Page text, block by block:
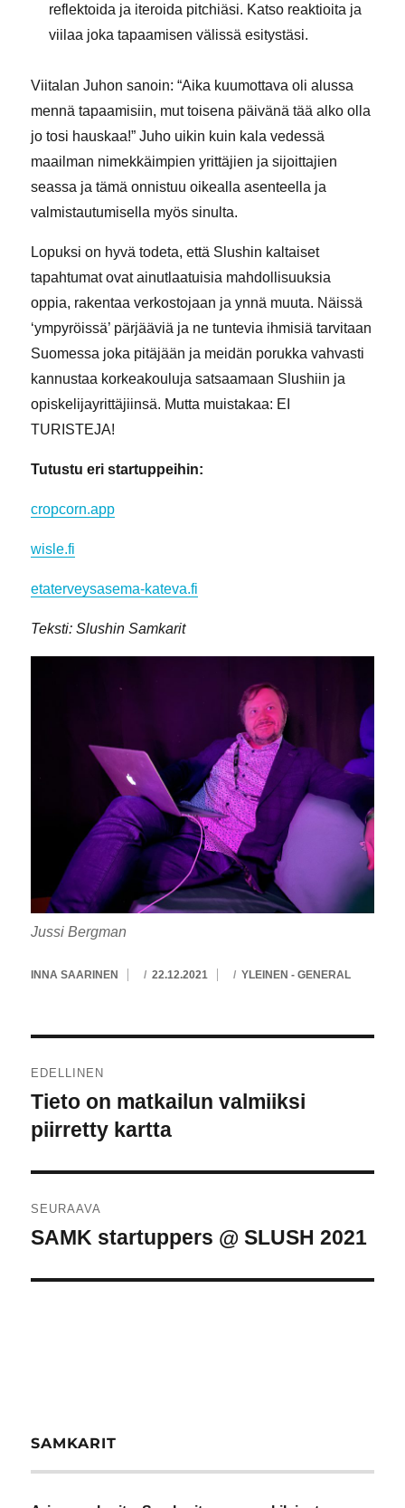
reflektoida ja iteroida pitchiäsi. Katso reaktioita ja
viilaa joka tapaamisen välissä esitystäsi.
Viitalan Juhon sanoin: “Aika kuumottava oli alussa
mennä tapaamisiin, mut toisena päivänä tää alko olla
jo tosi hauskaa!” Juho uikin kuin kala vedessä
maailman nimekkäimpien yrittäjien ja sijoittajien
seassa ja tämä onnistuu oikealla asenteella ja
valmistautumisella myös sinulta.
Lopuksi on hyvä todeta, että Slushin kaltaiset
tapahtumat ovat ainutlaatuisia mahdollisuuksia
oppia, rakentaa verkostojaan ja ynnä muuta. Näissä
‘ympyröissä’ pärjääviä ja ne tuntevia ihmisiä tarvitaan
Suomessa joka pitäjään ja meidän porukka vahvasti
kannustaa korkeakouluja satsaamaan Slushiin ja
opiskelijayrittäjiinsä. Mutta muistakaa: EI
TURISTEJA!
Tutustu eri startuppeihin:
cropcorn.app
wisle.fi
etaterveysasema-kateva.fi
Teksti: Slushin Samkarit
Jussi Bergman
KIRJOITTAJA
INNA SAARINEN JULKAISTU
22.12.2021 KATEGORIAT
YLEINEN - GENERAL
selaus
EDELLINEN
Edellinen
artikkeli:
Tieto on matkailun valmiiksi
piirretty kartta
SEURAAVA
Seuraava
SAMK startuppers @ SLUSH 2021
SAMKARIT